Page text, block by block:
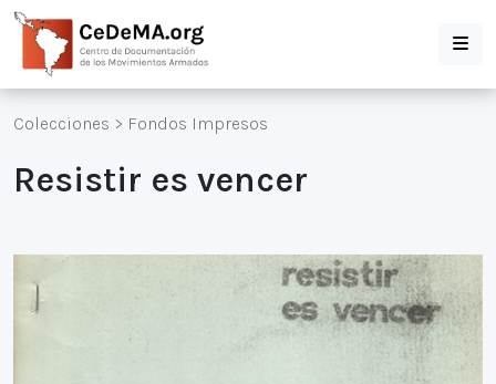
Colecciones > Fondos Impresos
Resistir es vencer